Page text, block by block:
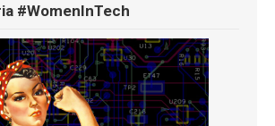
#WomenInTech